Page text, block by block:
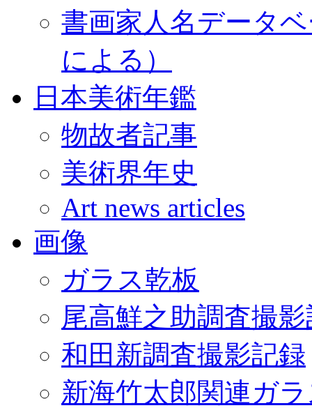
書画家人名データ
による）
日本美術年鑑
物故者記事
美術界年史
Art news articles
画像
ガラス乾板
尾高鮮之助調査撮
和田新調査撮影記録
新海竹太郎関連ガ